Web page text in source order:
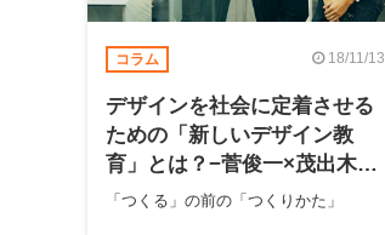
コラム 18/11/13
デザインを社会に定着させる
ための「新しいデザイン教
育」とは？−菅俊一×茂出木龍
太
「つくる」の前の「つくりかた」